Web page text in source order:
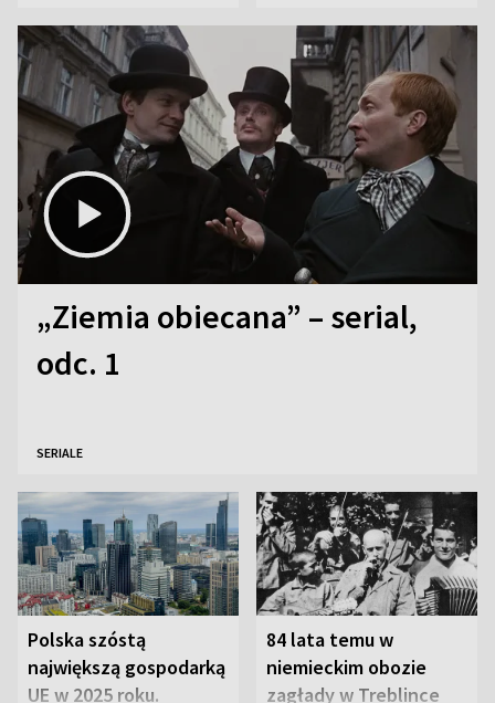
„Ziemia obiecana” – serial,
odc. 1
SERIALE
Polska szóstą
największą gospodarką
UE w 2025 roku.
84 lata temu w
niemieckim obozie
zagłady w Treblince